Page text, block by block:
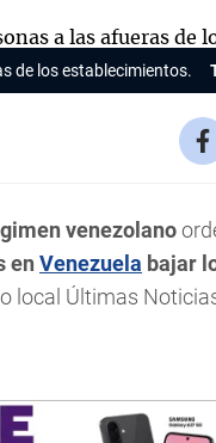
de los establecimientos.
venezolano
en Venezuela bajar
local Últimas